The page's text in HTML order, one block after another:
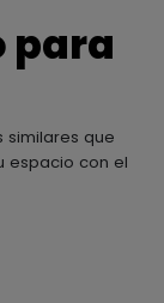
para
similares que
espacio con el